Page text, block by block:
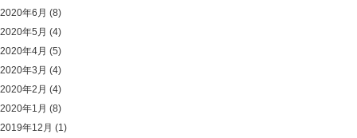
2020年6月 (8)
2020年5月 (4)
2020年4月 (5)
2020年3月 (4)
2020年2月 (4)
2020年1月 (8)
2019年12月 (1)